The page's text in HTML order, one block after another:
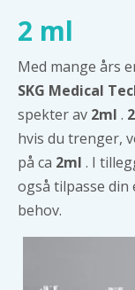
2 ml
Med mange års
SKG Medical
spekter av 2ml .
hvis du trenger,
på ca 2ml . I
også tilpasse din
behov.